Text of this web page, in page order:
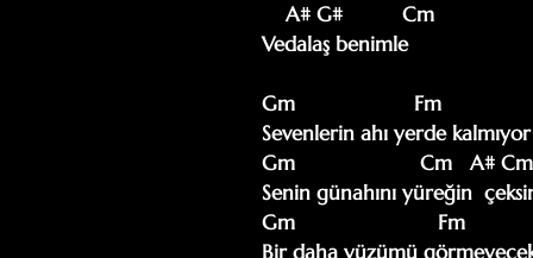
    A# G#          Cm
Vedalaş benimle
Gm                    Fm
Sevenlerin ahı yerde kalmıyor
Gm                     Cm   A#
Senin günahını yüreğin
Gm                        Fm
Bir daha yüzümü